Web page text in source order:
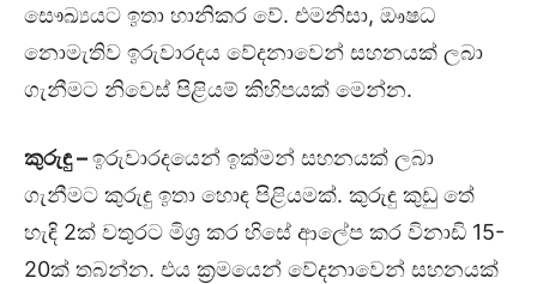
සෞඛ්‍යයට ඉතා හානිකර වේ. එමනිසා, ඖෂධ
නොමැතිව ඉරුවාරදය වේදනාවෙන් සහනයක් ලබා
ගැනීමට නිවෙස් පිළියම් කිහිපයක් මෙන්න.
කුරුඳු–ඉරුවාරදයෙන් ඉක්මන් සහනයක් ලබා
ගැනීමට කුරුඳු ඉතා හොඳ පිළියමක්. කුරුඳු කුඩු තේ
හැඳි 2ක් වතුරට මිශ්‍ර කර හිසේ ආලේප කර විනාඩි 15-
20ක් තබන්න. එය ක්‍රමයෙන් වේදනාවෙන් සහනයක්